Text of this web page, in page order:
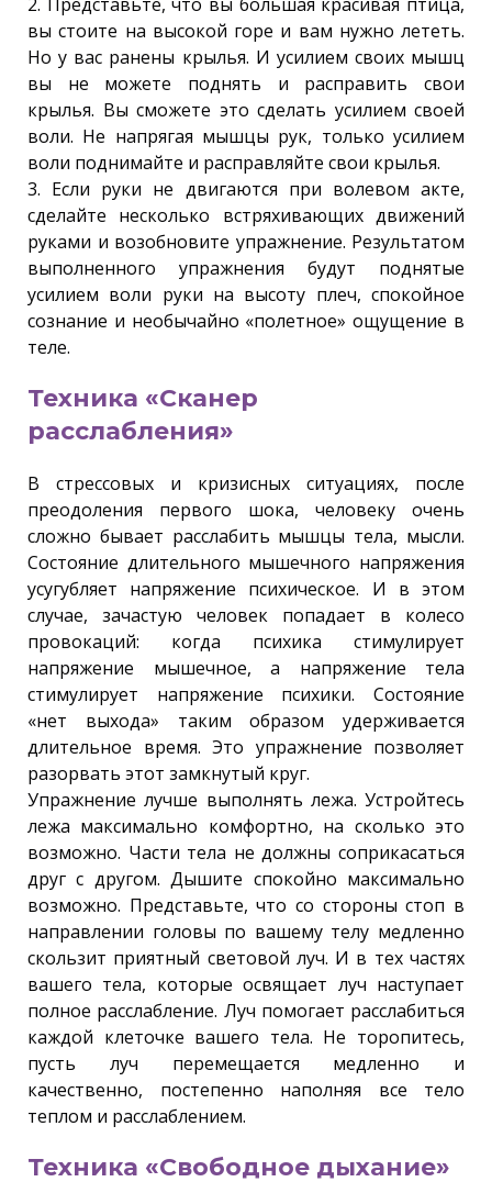
вы стоите на высокой горе и вам нужно лететь.
Но у вас ранены крылья. И усилием своих мышц
вы не можете поднять и расправить свои
крылья. Вы сможете это сделать усилием своей
воли. Не напрягая мышцы рук, только усилием
воли поднимайте и расправляйте свои крылья.
3. Если руки не двигаются при волевом акте,
сделайте несколько встряхивающих движений
руками и возобновите упражнение. Результатом
выполненного упражнения будут поднятые
усилием воли руки на высоту плеч, спокойное
сознание и необычайно «полетное» ощущение в
теле.
Техника «Сканер
расслабления»
В стрессовых и кризисных ситуациях, после
преодоления первого шока, человеку очень
сложно бывает расслабить мышцы тела, мысли.
Состояние длительного мышечного напряжения
усугубляет напряжение психическое. И в этом
случае, зачастую человек попадает в колесо
провокаций: когда психика стимулирует
напряжение мышечное, а напряжение тела
стимулирует напряжение психики. Состояние
«нет выхода» таким образом удерживается
длительное время. Это упражнение позволяет
разорвать этот замкнутый круг.
Упражнение лучше выполнять лежа. Устройтесь
лежа максимально комфортно, на сколько это
возможно. Части тела не должны соприкасаться
друг с другом. Дышите спокойно максимально
возможно. Представьте, что со стороны стоп в
направлении головы по вашему телу медленно
скользит приятный световой луч. И в тех частях
вашего тела, которые освящает луч наступает
полное расслабление. Луч помогает расслабиться
каждой клеточке вашего тела. Не торопитесь,
пусть луч перемещается медленно и
качественно, постепенно наполняя все тело
теплом и расслаблением.
Техника «Свободное дыхание»